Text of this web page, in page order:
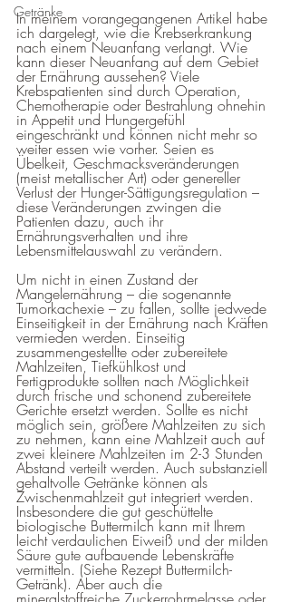
Getränke
In meinem vorangegangenen Artikel habe
ich dargelegt, wie die Krebserkrankung
nach einem Neuanfang verlangt. Wie
kann dieser Neuanfang auf dem Gebiet
der Ernährung aussehen? Viele
Krebspatienten sind durch Operation,
Chemotherapie oder Bestrahlung ohnehin
in Appetit und Hungergefühl
eingeschränkt und können nicht mehr so
weiter essen wie vorher. Seien es
Übelkeit, Geschmacksveränderungen
(meist metallischer Art) oder genereller
Verlust der Hunger-Sättigungsregulation –
diese Veränderungen zwingen die
Patienten dazu, auch ihr
Ernährungsverhalten und ihre
Lebensmittelauswahl zu verändern.
Um nicht in einen Zustand der
Mangelernährung – die sogenannte
Tumorkachexie – zu fallen, sollte jedwede
Einseitigkeit in der Ernährung nach Kräften
vermieden werden. Einseitig
zusammengestellte oder zubereitete
Mahlzeiten, Tiefkühlkost und
Fertigprodukte sollten nach Möglichkeit
durch frische und schonend zubereitete
Gerichte ersetzt werden. Sollte es nicht
möglich sein, größere Mahlzeiten zu sich
zu nehmen, kann eine Mahlzeit auch auf
zwei kleinere Mahlzeiten im 2-3 Stunden
Abstand verteilt werden. Auch substanziell
gehaltvolle Getränke können als
Zwischenmahlzeit gut integriert werden.
Insbesondere die gut geschüttelte
biologische Buttermilch kann mit Ihrem
leicht verdaulichen Eiweiß und der milden
Säure gute aufbauende Lebenskräfte
vermitteln. (Siehe Rezept Buttermilch-
Getränk). Aber auch die